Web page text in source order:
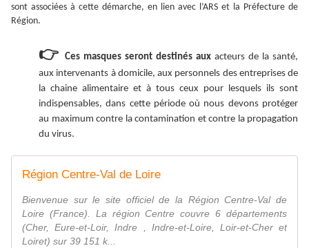
sont associées à cette démarche, en lien avec l’ARS et la Préfecture de
Région.
👉 Ces masques seront destinés aux acteurs de la santé,
aux intervenants à domicile, aux personnels des entreprises de
la chaine alimentaire et à tous ceux pour lesquels ils sont
indispensables, dans cette période où nous devons protéger
au maximum contre la contamination et contre la propagation
du virus.
Région Centre-Val de Loire
Bienvenue sur le site officiel de la Région Centre-Val de
Loire (France). La région Centre couvre 6 départements
(Cher, Eure-et-Loir, Indre , Indre-et-Loire, Loir-et-Cher et
Loiret) sur 39 151 k...